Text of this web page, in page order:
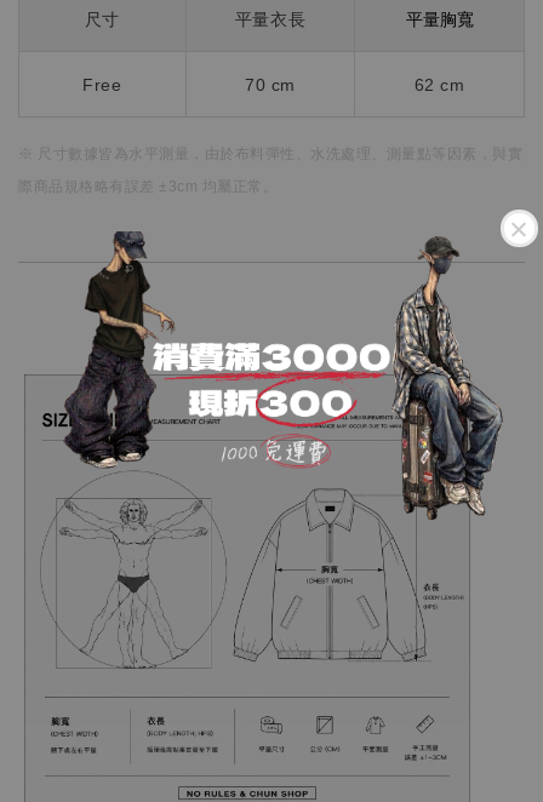
尺寸 平量衣長 平量胸寬
Free 70 cm 62 cm
※ 尺寸數據皆為水平測量， 由於布料彈性、水洗處理、測量點等因素，
與實
際商品規格略有誤差 ±3cm 均屬正常。